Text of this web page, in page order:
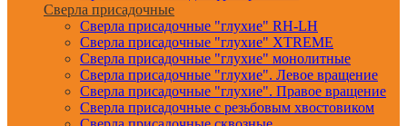
Сверла присадочные
Сверла присадочные "глухие" RH-LH
Сверла присадочные "глухие" XTREME
Сверла присадочные "глухие" монолитные
Сверла присадочные "глухие". Левое вращение
Сверла присадочные "глухие". Правое вращение
Сверла присадочные с резьбовым хвостовиком